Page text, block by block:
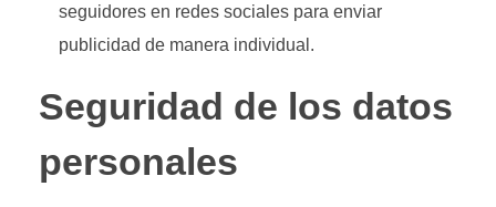
seguidores en redes sociales para enviar
publicidad de manera individual.
Seguridad de los datos
personales